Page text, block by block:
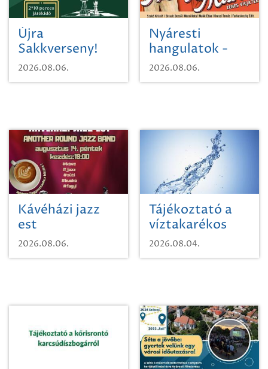
Újra
Sakkverseny!
2026.08.06.
Nyáresti
hangulatok -
Mágnás Miska
2026.08.06.
Kávéházi jazz
est
2026.08.06.
Tájékoztató a
víztakarékos
vízhasználatról
2026.08.04.